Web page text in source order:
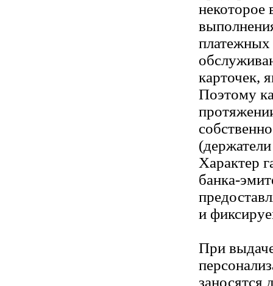
некоторое
платежных
карточек,
Поэтому
Характер
банка-
и
При
заносятся